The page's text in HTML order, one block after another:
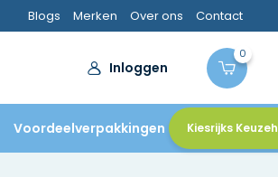
Blogs Merken Over ons Contact
Inloggen
0
Voordeelverpakkingen Kiesrijks